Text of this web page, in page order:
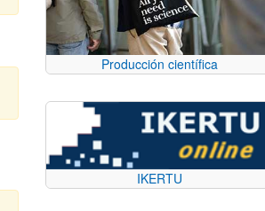
Producción científica
IKERTU